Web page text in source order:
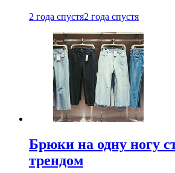
2 года спустя2 года спустя
Брюки на одну ногу
трендом